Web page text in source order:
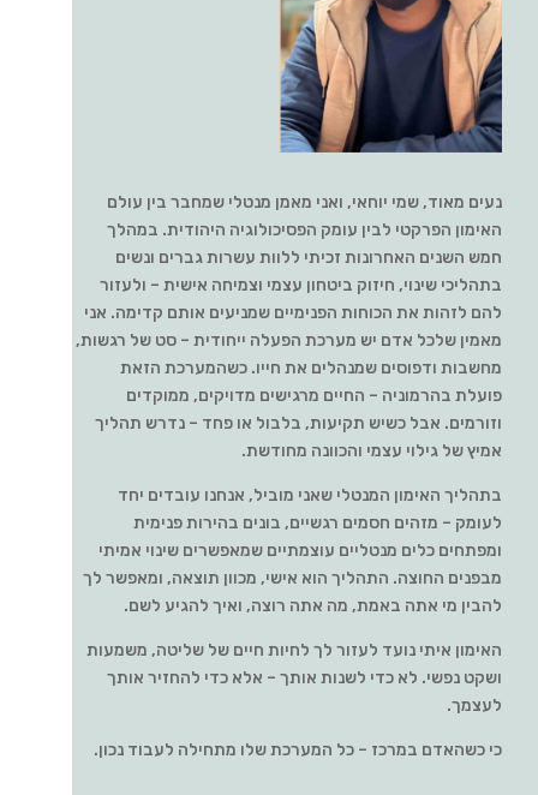
נעים מאוד, שמי יוחאי, ואני מאמן מנטלי שמחבר בין עולם
האימון הפרקטי לבין עומק הפסיכולוגיה היהודית. במהלך
חמש השנים האחרונות זכיתי ללוות עשרות גברים ונשים
בתהליכי שינוי, חיזוק ביטחון עצמי וצמיחה אישית – ולעזור
להם לזהות את הכוחות הפנימיים שמניעים אותם קדימה. אני
מאמין שלכל אדם יש מערכת הפעלה ייחודית – סט של רגשות,
מחשבות ודפוסים שמנהלים את חייו. כשהמערכת הזאת
פועלת בהרמוניה – החיים מרגישים מדויקים, ממוקדים
וזורמים. אבל כשיש תקיעות, בלבול או פחד – נדרש תהליך
אמיץ של גילוי עצמי והכוונה מחודשת.
בתהליך האימון המנטלי שאני מוביל, אנחנו עובדים יחד
לעומק – מזהים חסמים רגשיים, בונים בהירות פנימית
ומפתחים כלים מנטליים עוצמתיים שמאפשרים שינוי אמיתי
מבפנים החוצה. התהליך הוא אישי, מכוון תוצאה, ומאפשר לך
להבין מי אתה באמת, מה אתה רוצה, ואיך להגיע לשם.
האימון איתי נועד לעזור לך לחיות חיים של שליטה, משמעות
ושקט נפשי. לא כדי לשנות אותך – אלא כדי להחזיר אותך
לעצמך.
כי כשהאדם במרכז – כל המערכת שלו מתחילה לעבוד נכון.